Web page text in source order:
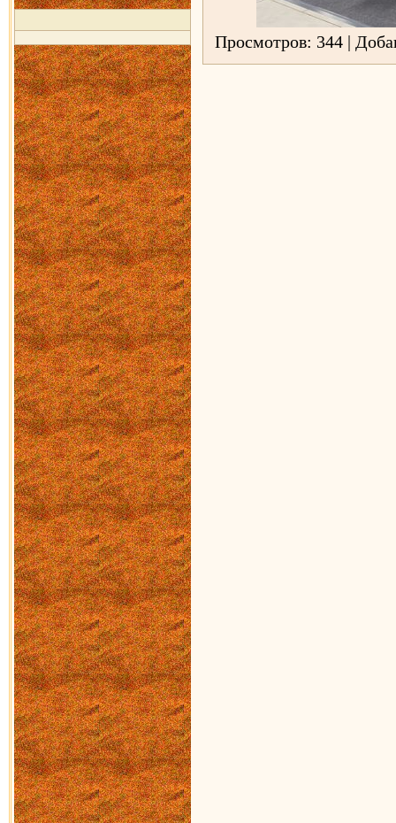
Просмотров: 344 |